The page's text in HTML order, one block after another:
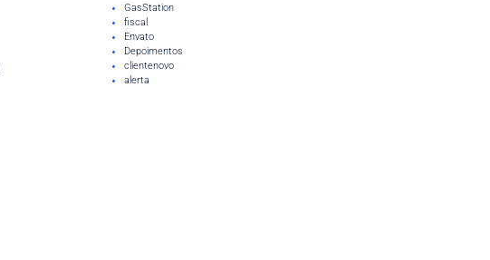
GasStation
fiscal
Envato
Depoimentos
clientenovo
alerta